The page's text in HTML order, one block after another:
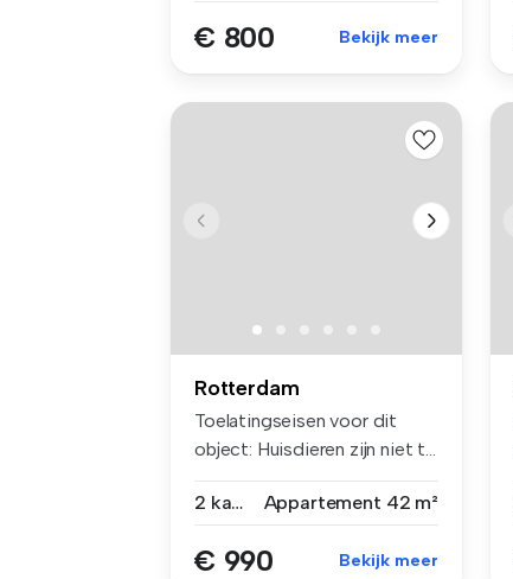
€ 800 Bekijk meer
Rotterdam
Toelatingseisen voor dit
object: Huisdieren zijn niet t...
2 kamers Appartement 42 m²
€ 990 Bekijk meer